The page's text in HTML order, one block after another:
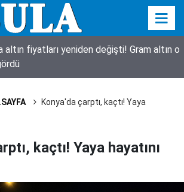
Blaz Kramer'den yeni sezon mesajı
Konya'da çarptı, kaçtı! Yaya
kaçtı! Yaya hayatını